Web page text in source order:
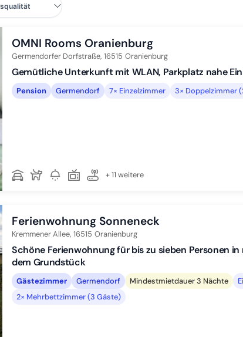
OMNI Rooms Oranienburg
Germendorfer Dorfstraße, 16515 Oranienburg
Gemütliche Unterkunft mit WLAN, Parkplatz nahe
Pension Germendorf 7× Einzelzimmer 3× Doppelzimmer
+ 11 weitere
Ferienwohnung Sonneneck
Kremmener Allee, 16515 Oranienburg
Schöne Ferienwohnung für bis zu sieben Personen
dem Grundstück
Gästezimmer Germendorf Mindestmietdauer 3 Nächte
2× Mehrbettzimmer (3 Gäste)